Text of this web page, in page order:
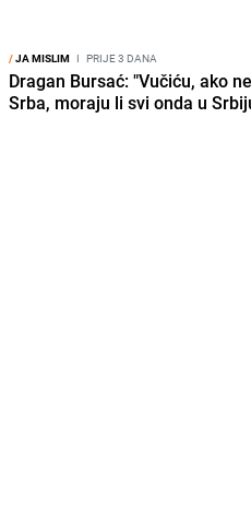
/JA MISLIM I PRIJE 3 DANA
Dragan Bursać: "Vučiću, ako
Srba, moraju li svi onda u